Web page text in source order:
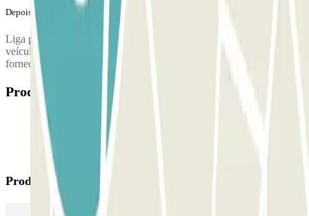
Depois da tua viagem
Liga para o parque de estacionamento para solicitares a entrega do
veículo. O número de telefone do parque de estacionamento será
fornecido assim que concluíres a reserva.
Produtos disponíveis
Produtos Parclick